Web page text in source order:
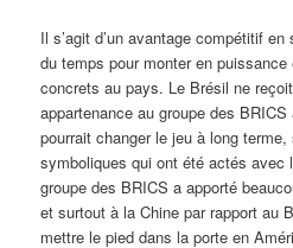
Il s’agit d’un avantage compétitif
du temps pour monter en
concrets au pays. Le Brésil ne
appartenance au groupe des
pourrait changer le jeu à long
symboliques qui ont été actés avec
groupe des BRICS a apporté
et surtout à la Chine par rapport au
mettre le pied dans la porte en